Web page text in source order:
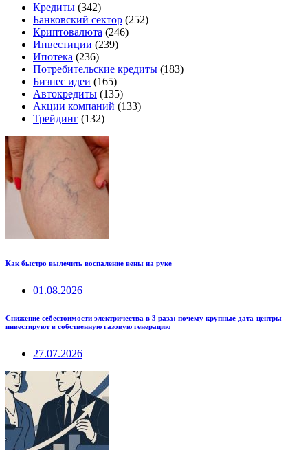
Кредиты (342)
Банковский сектор (252)
Криптовалюта (246)
Инвестиции (239)
Ипотека (236)
Потребительские кредиты (183)
Бизнес идеи (165)
Автокредиты (135)
Акции компаний (133)
Трейдинг (132)
Как быстро вылечить воспаление вены на руке
01.08.2026
Снижение себестоимости электричества в 3 раза: почему крупные дата-центры
инвестируют в собственную газовую генерацию
27.07.2026